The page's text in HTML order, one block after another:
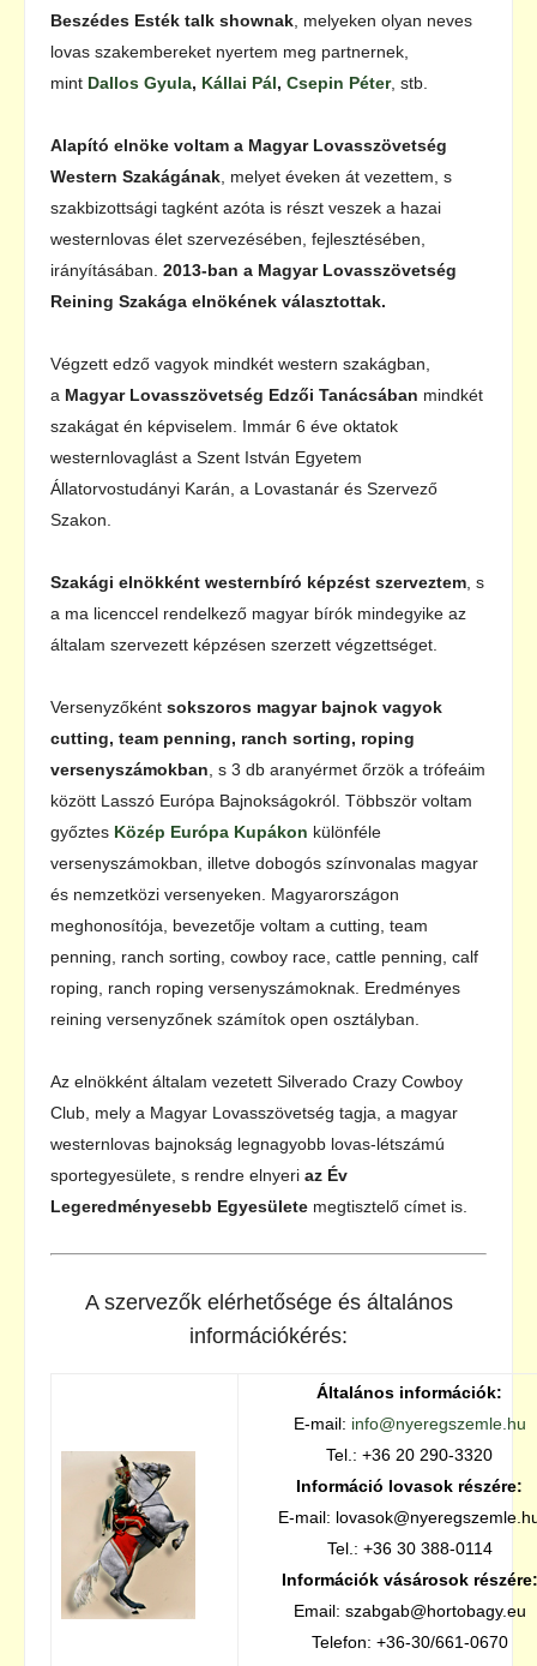
Beszédes Esték talk shownak , melyeken olyan neves
lovas szakembereket nyertem meg partnernek,
mint Dallos Gyula, Kállai Pál, Csepin Péter, stb.
Alapító elnöke voltam a Magyar Lovasszövetség
Western Szakágának , melyet éveken át vezettem, s
szakbizottsági tagként azóta is részt veszek a hazai
westernlovas élet szervezésében, fejlesztésében,
irányításában. 2013-ban a Magyar Lovasszövetség
Reining Szakága elnökének választottak.
Végzett edző vagyok mindkét western szakágban,
a Magyar Lovasszövetség Edzői Tanácsában mindkét
szakágat én képviselem. Immár 6 éve oktatok
westernlovaglást a Szent István Egyetem
Állatorvostudányi Karán, a Lovastanár és Szervező
Szakon.
Szakági elnökként westernbíró képzést szerveztem , s
a ma licenccel rendelkező magyar bírók mindegyike az
általam szervezett képzésen szerzett végzettséget.
Versenyzőként sokszoros magyar bajnok vagyok
cutting, team penning, ranch sorting, roping
versenyszámokban , s 3 db aranyérmet őrzök a trófeáim
között Lasszó Európa Bajnokságokról. Többször voltam
győztes Közép Európa Kupákon különféle
versenyszámokban, illetve dobogós színvonalas magyar
és nemzetközi versenyeken. Magyarországon
meghonosítója, bevezetője voltam a cutting, team
penning, ranch sorting, cowboy race, cattle penning, calf
roping, ranch roping versenyszámoknak. Eredményes
reining versenyzőnek számítok open osztályban.
Az elnökként általam vezetett Silverado Crazy Cowboy
Club, mely a Magyar Lovasszövetség tagja, a magyar
westernlovas bajnokság legnagyobb lovas-létszámú
sportegyesülete, s rendre elnyeri az Év
Legeredményesebb Egyesülete megtisztelő címet is.
A szervezők elérhetősége és általános
információkérés:
Általános információk:
E-mail: info@nyeregszemle.hu
Tel.: +36 20 290-3320
Információ lovasok részére:
E-mail:
Tel.: +36 30 388-0114
Információk vásárosok részére:
Email: szabgab@hortobagy.eu
Telefon: +36-30/661-0670